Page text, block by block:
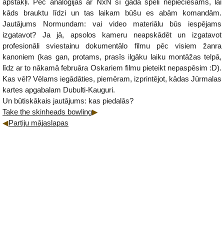
apstākļi. Pēc analoģijas ar NxN šī gada spēli nepieciešams, lai
kāds brauktu līdzi un tas laikam būšu es abām komandām.
Jautājums Normundam: vai video materiālu būs iespējams
izgatavot? Ja jā, apsolos kameru neapskādēt un izgatavot
profesionāli sviestainu dokumentālo filmu pēc visiem žanra
kanoniem (kas gan, protams, prasīs ilgāku laiku montāžas telpā,
līdz ar to nākamā februāra Oskariem filmu pieteikt nepaspēsim :D).
Kas vēl? Vēlams iegādāties, piemēram, izprintējot, kādas Jūrmalas
kartes apgabalam Dubulti-Kauguri.
Un būtiskākais jautājums: kas piedalās?
Take the skinheads bowling
Partiju mājaslapas